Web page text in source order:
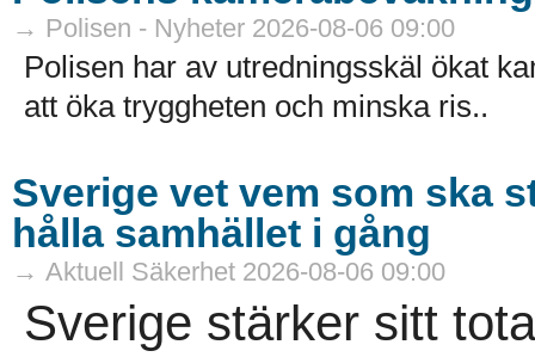
→ Polisen - Nyheter 2026-08-06 09:00
Polisen har av utredningsskäl ökat
att öka tryggheten och minska ris..
Sverige vet vem som ska
hålla samhället i gång
→ Aktuell Säkerhet 2026-08-06 09:00
Sverige stärker sitt